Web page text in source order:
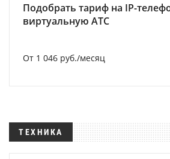
Подобрать тариф на IP-
виртуальную АТС
От 1 046 руб./месяц
ТЕХНИКА